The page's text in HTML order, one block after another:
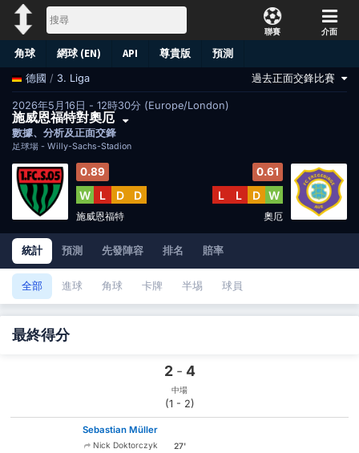
聯賽 介面
角球 網球 (EN) API 尊貴版 預測
德國 / 3. Liga 過去正面交鋒比賽
2026年5月16日 - 12時30分 (Europe/London)
施威恩福特對奧厄
數據、分析及正面交鋒
足球場 - Willy-Sachs-Stadion
0.89
W L D D
施威恩福特
0.61
L L D W
奧厄
統計 預測 先發陣容 排名 賠率
全部 進球 角球 卡牌 半埸 球員
最終得分
2 - 4
中場
(1 - 2)
Sebastian Müller
Nick Doktorczyk 27'